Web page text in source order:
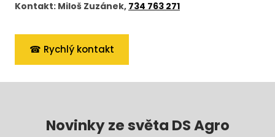
Kontakt: Miloš Zuzánek, 734 763 271
☎ Rychlý kontakt
Novinky ze světa DS Agro